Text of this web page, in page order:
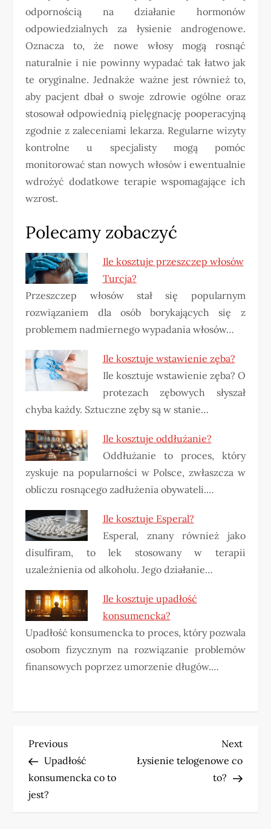
odpornością na działanie hormonów
odpowiedzialnych za łysienie androgenowe.
Oznacza to, że nowe włosy mogą rosnąć
naturalnie i nie powinny wypadać tak łatwo jak
te oryginalne. Jednakże ważne jest również to,
aby pacjent dbał o swoje zdrowie ogólne oraz
stosował odpowiednią pielęgnację pooperacyjną
zgodnie z zaleceniami lekarza. Regularne wizyty
kontrolne u specjalisty mogą pomóc
monitorować stan nowych włosów i ewentualnie
wdrożyć dodatkowe terapie wspomagające ich
wzrost.
Polecamy zobaczyć
Ile kosztuje przeszczep włosów
Turcja?
Przeszczep włosów stał się popularnym
rozwiązaniem dla osób borykających się z
problemem nadmiernego wypadania włosów…
Ile kosztuje wstawienie zęba?
Ile kosztuje wstawienie zęba? O
protezach zębowych słyszał
chyba każdy. Sztuczne zęby są w stanie…
Ile kosztuje oddłużanie?
Oddłużanie to proces, który
zyskuje na popularności w Polsce, zwłaszcza w
obliczu rosnącego zadłużenia obywateli.…
Ile kosztuje Esperal?
Esperal, znany również jako
disulfiram, to lek stosowany w terapii
uzależnienia od alkoholu. Jego działanie…
Ile kosztuje upadłość
konsumencka?
Upadłość konsumencka to proces, który pozwala
osobom fizycznym na rozwiązanie problemów
finansowych poprzez umorzenie długów.…
N
a
w
Previous
Post
Previous
Upadłość
konsumencka co to
jest?
Next
Post
Next
Łysienie telogenowe co
to?